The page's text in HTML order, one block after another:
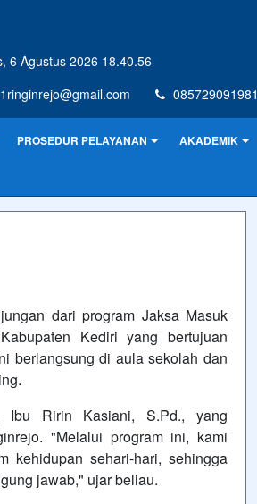
6 Agustus 2026 18.40.56
085729091981
PROSEDUR PELAYANAN AKADEMIK
dari program Jaksa Masuk
Kediri yang bertujuan
berlangsung di aula sekolah dan
Ibu Ririn Kasiani, S.Pd., yang
"Melalui program ini, kami
kehidupan sehari-hari, sehingga
jawab," ujar beliau.